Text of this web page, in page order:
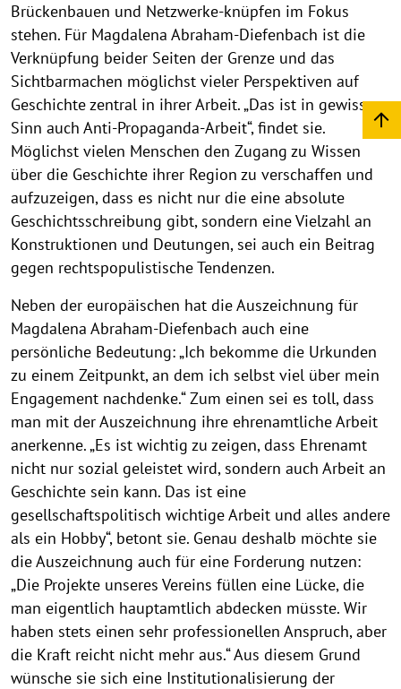
Brückenbauen und Netzwerke-knüpfen im Fokus
stehen. Für Magdalena Abraham-Diefenbach ist die
Verknüpfung beider Seiten der Grenze und das
Sichtbarmachen möglichst vieler Perspektiven auf
Geschichte zentral in ihrer Arbeit. „Das ist in gewissem
Sinn auch Anti-Propaganda-Arbeit“, findet sie.
Möglichst vielen Menschen den Zugang zu Wissen
über die Geschichte ihrer Region zu verschaffen und
aufzuzeigen, dass es nicht nur die eine absolute
Geschichtsschreibung gibt, sondern eine Vielzahl an
Konstruktionen und Deutungen, sei auch ein Beitrag
gegen rechtspopulistische Tendenzen.
Neben der europäischen hat die Auszeichnung für
Magdalena Abraham-Diefenbach auch eine
persönliche Bedeutung: „Ich bekomme die Urkunden
zu einem Zeitpunkt, an dem ich selbst viel über mein
Engagement nachdenke.“ Zum einen sei es toll, dass
man mit der Auszeichnung ihre ehrenamtliche Arbeit
anerkenne. „Es ist wichtig zu zeigen, dass Ehrenamt
nicht nur sozial geleistet wird, sondern auch Arbeit an
Geschichte sein kann. Das ist eine
gesellschaftspolitisch wichtige Arbeit und alles andere
als ein Hobby“, betont sie. Genau deshalb möchte sie
die Auszeichnung auch für eine Forderung nutzen:
„Die Projekte unseres Vereins füllen eine Lücke, die
man eigentlich hauptamtlich abdecken müsste. Wir
haben stets einen sehr professionellen Anspruch, aber
die Kraft reicht nicht mehr aus.“ Aus diesem Grund
wünsche sie sich eine Institutionalisierung der